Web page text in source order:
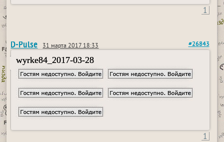
1
D-Pulse 31 марта 2017 18:33 #26843
wyrke84_2017-03-28
1